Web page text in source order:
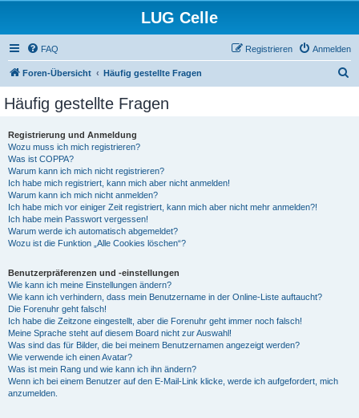
LUG Celle
FAQ Anmelden
Registrieren
Foren-Übersicht Häufig gestellte Fragen
Häufig gestellte Fragen
Registrierung und Anmeldung
Wozu muss ich mich registrieren?
Was ist COPPA?
Warum kann ich mich nicht registrieren?
Ich habe mich registriert, kann mich aber nicht anmelden!
Warum kann ich mich nicht anmelden?
Ich habe mich vor einiger Zeit registriert, kann mich aber nicht mehr anmelden?!
Ich habe mein Passwort vergessen!
Warum werde ich automatisch abgemeldet?
Wozu ist die Funktion „Alle Cookies löschen“?
Benutzerpräferenzen und -einstellungen
Wie kann ich meine Einstellungen ändern?
Wie kann ich verhindern, dass mein Benutzername in der Online-Liste auftaucht?
Die Forenuhr geht falsch!
Ich habe die Zeitzone eingestellt, aber die Forenuhr geht immer noch falsch!
Meine Sprache steht auf diesem Board nicht zur Auswahl!
Was sind das für Bilder, die bei meinem Benutzernamen angezeigt werden?
Wie verwende ich einen Avatar?
Was ist mein Rang und wie kann ich ihn ändern?
Wenn ich bei einem Benutzer auf den E-Mail-Link klicke, werde ich aufgefordert, mich
anzumelden.